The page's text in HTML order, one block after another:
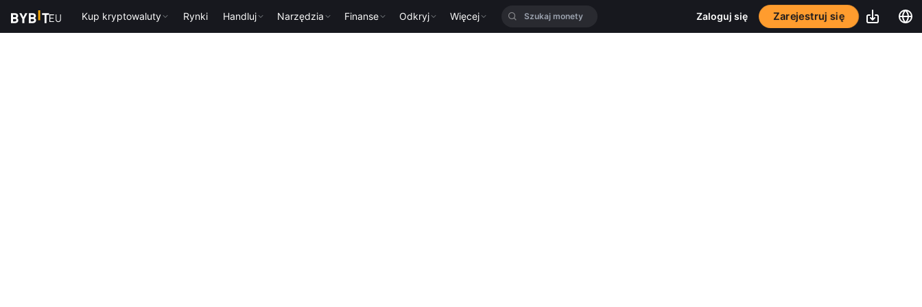
Kup kryptowaluty Rynki Handluj Narzędzia Finanse Odkryj Więcej Zaloguj się Zarejestruj się